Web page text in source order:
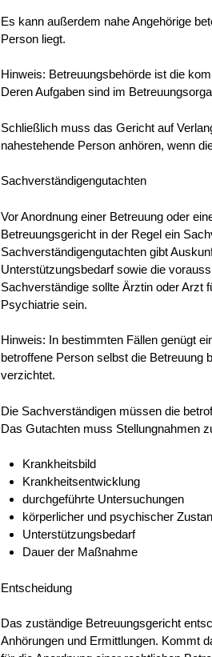
Es kann außerdem naheAngehörige
Person liegt.
Hinweis: Betreuungsbehörde ist die
Deren Aufgaben sind im
Schließlich muss das Gericht auf
nahestehende Person anhören, wenn
Sachverständigengutachten
Vor Anordnung einer Betreuung oder
Betreuungsgericht in der Regel ein
Sachverständigengutachten gibt
Unterstützungsbedarf sowie die
Sachverständige sollte Ärztin oder Arzt
Psychiatrie sein.
Hinweis: In bestimmten Fällen genügt
betroffene Person selbst die Betreuung
verzichtet.
Die Sachverständigen müssen die
Das Gutachten muss Stellungnahmen
Krankheitsbild
Krankheitsentwicklung
durchgeführte Untersuchungen
körperlicher und psychischer
Unterstützungsbedarf
Dauer der Maßnahme
Entscheidung
Das zuständige Betreuungsgericht
Anhörungen und Ermittlungen. Kommt